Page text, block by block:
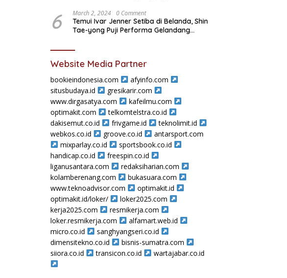
6 March 2, 2024 0 Comment
Temui Ivar Jenner Setiba di Belanda, Shin
Tae-yong Puji Performa Gelandang
Website Media Partner
bookieindonesia.com
afyinfo.com
situsbudaya.id
gresikarir.com
www.dirgasatya.com
kafeilmu.com
optimakit.com
telkomtelstra.co.id
dakisemut.co.id
frivgame.id
teknolimit.id
webkos.co.id
groove.co.id
antarsport.com
mixparlay.co.id
sportsbook.co.id
handicap.co.id
freespin.co.id
liganusantara.com
redaksiharian.com
kolamberenang.com
bukasuara.com
www.teknoadvisor.com
optimakit.id
optimakit.id/loker/
loker2025.com
kerja2025.com
resmikerja.com
loker.resmikerja.com
alfamart.web.id
micro.co.id
sanghyangseri.co.id
dimensitekno.co.id
bisnis-sumatra.com
siiora.co.id
transicon.co.id wartajabar.co.id